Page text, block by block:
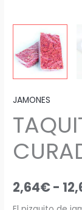
JAMONES
2,64€-